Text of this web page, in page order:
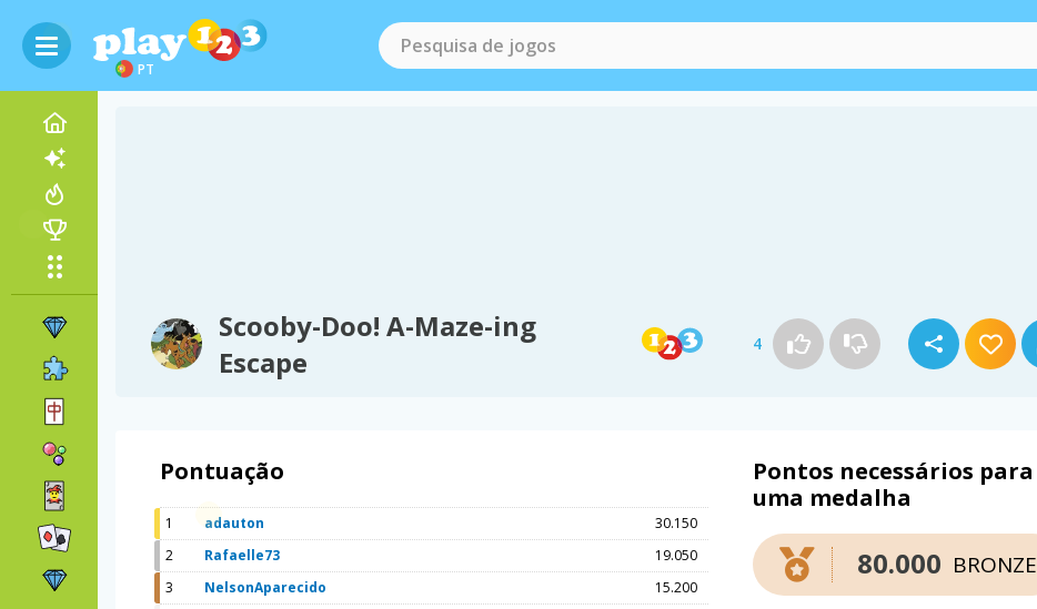
PT
Scooby-Doo! A-Maze-ing
Escape
4
Pontuação
1 adauton
30.150
2
Rafaelle73
19.050
3
NelsonAparecido
15.200
Pontos necessários para
uma medalha
BRONZE
80.000